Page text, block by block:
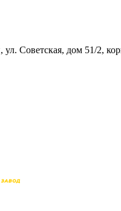
Советская, дом 51/2,